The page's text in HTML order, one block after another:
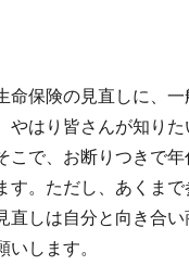
命保険の見直しに、
やはり皆さんが知りた
こで、お断りつきで
す。ただし、あくま
直しは自分と向き合
します。